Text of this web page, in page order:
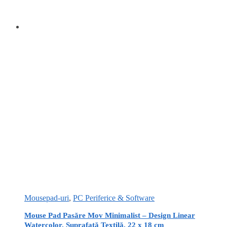
Mousepad-uri, PC Periferice & Software
Mouse Pad Pasăre Mov Minimalist – Design Linear
Watercolor, Suprafață Textilă, 22 x 18 cm